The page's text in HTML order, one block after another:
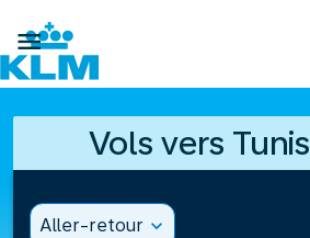

Vols vers
Aller-retour expand_more